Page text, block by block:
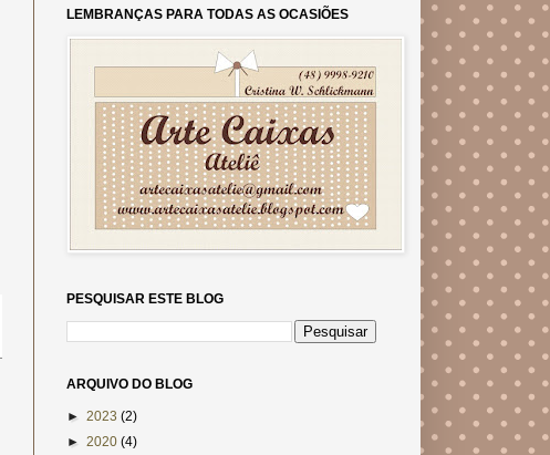
LEMBRANÇAS PARA TODAS AS OCASIÕES
PESQUISAR ESTE BLOG
ARQUIVO DO BLOG
► 2023 (2)
► 2020 (4)